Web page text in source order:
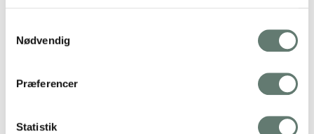
Nødvendig
Præferencer
Statistik